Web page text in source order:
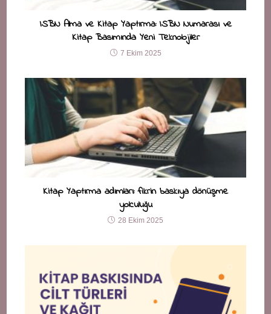
ISBN Alma ve Kitap Yaptırma: ISBN Numarası ve
Kitap Basımında Yeni Teknolojiler
7 Ekim 2025
Kitap Yaptırma adımları: fikrin baskıya dönüşme
yolculuğu
28 Ekim 2025